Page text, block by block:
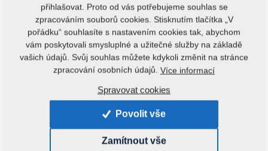
Kód produktu: m71Z2423801
Tento díl je použitelný i pro následující stroje:
7,3000 kg
přihlašovat. Proto od vás potřebujeme souhlas se
zpracováním souborů cookies. Stisknutím tlačítka „V
pořádku“ souhlasíte s nastavením cookies tak, abychom
vám poskytovali smysluplné a užitečné služby na základě
vašich údajů. Svůj souhlas můžete kdykoli změnit na stránce
zpracování osobních údajů. Více informací
Spravovat cookies
Povolit vše
Zamítnout vše